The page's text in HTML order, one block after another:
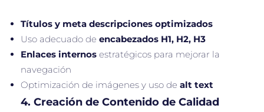
Títulos y meta descripciones optimizados
Uso adecuado de encabezados H1, H2, H3
Enlaces internos estratégicos para mejorar la
navegación
Optimización de imágenes y uso de alt text
4. Creación de Contenido de Calidad